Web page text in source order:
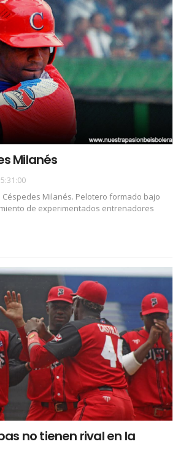
Milanés
Céspedes Milanés. Pelotero formado bajo
de experimentados entrenadores
no tienen rival en la